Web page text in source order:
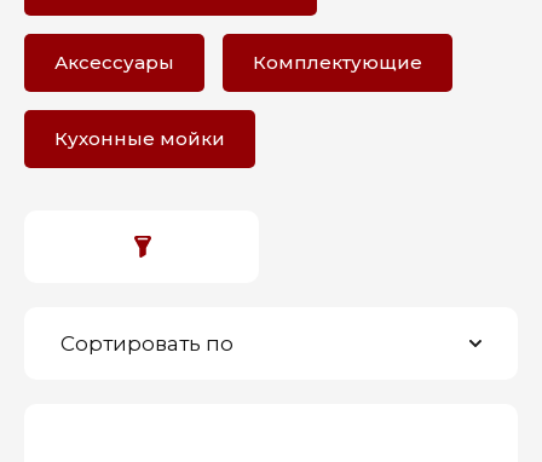
Аксессуары Комплектующие
Кухонные мойки
Сортировать по